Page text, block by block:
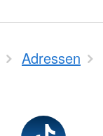
Adressen